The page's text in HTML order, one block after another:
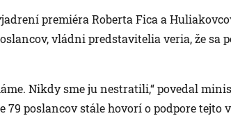
premiéra Roberta Fica a
vládni predstavitelia veria, že sa
Nikdy sme ju nestratili,“ povedal
79 poslancov stále hovorí o podpore tejto